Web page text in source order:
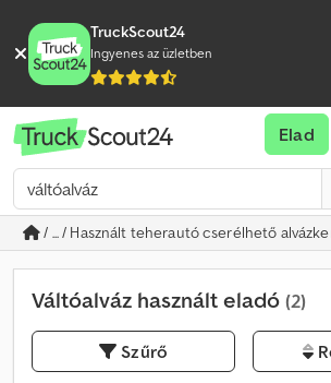
TruckScout24
Ingyenes az üzletben
Elad
/ ... / Használt teherautó cserélhető
Váltóalváz használt eladó (2)
Szűrő